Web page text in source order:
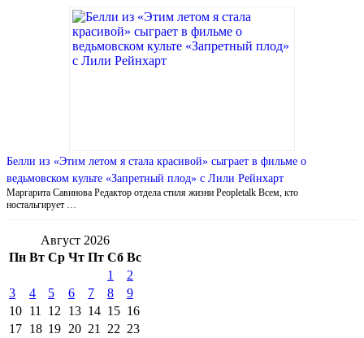
Белли из «Этим летом я стала красивой» сыграет в фильме о
ведьмовском культе «Запретный плод» с Лили Рейнхарт
Маргарита Савинова Редактор отдела стиля жизни Peopletalk Всем, кто
ностальгирует …
Август 2026
Пн Вт Ср Чт Пт Сб Вс
1
2
3
4 5 6 7 8
9
10 11 12 13 14 15 16
17 18 19 20 21 22 23